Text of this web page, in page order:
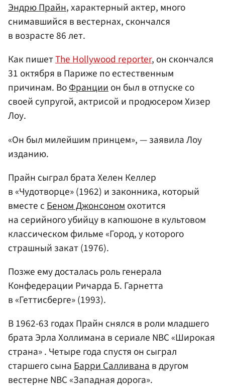
Эндрю Прайн, характерный актер, много
снимавшийся в вестернах, скончался
в возрасте 86 лет.
Как пишетThe Hollywood reporter, он скончался
31 октября в Париже по естественным
причинам. ВоФранциион был в отпуске со
своей супругой, актрисой и продюсером Хизер
Лоу.
«Он был милейшим принцем», — заявила Лоу
изданию.
Прайн сыграл брата Хелен Келлер
в «Чудотворце» (1962) и законника, который
вместе сБеном Джонсономохотится
на серийного убийцу в капюшоне в культовом
классическом фильме «Город, у которого
страшный закат (1976).
Позже ему досталась роль генерала
Конфедерации Ричарда Б. Гарнетта
в «Геттисберге» (1993).
В 1962-63 годах Прайн снялся в роли младшего
брата Эрла Холлимана в сериале NBC «Широкая
страна» . Четыре года спустя он сыграл
старшего сынаБарри Салливанав другом
вестерне NBC «Западная дорога».